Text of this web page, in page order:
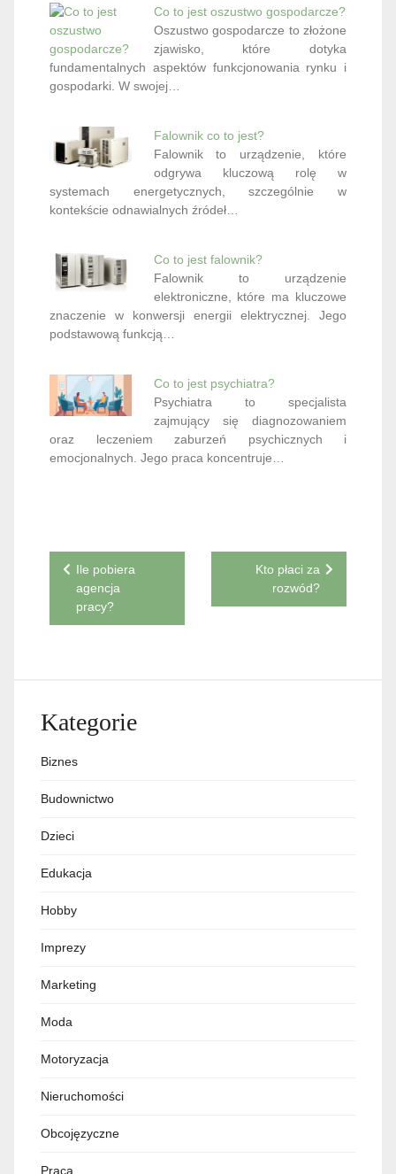
Co to jest oszustwo gospodarcze?
Oszustwo gospodarcze to złożone
zjawisko, które dotyka
fundamentalnych aspektów funkcjonowania rynku i
gospodarki. W swojej…
Falownik co to jest?
Falownik to urządzenie, które
odgrywa kluczową rolę w
systemach energetycznych, szczególnie w
kontekście odnawialnych źródeł…
Co to jest falownik?
Falownik to urządzenie
elektroniczne, które ma kluczowe
znaczenie w konwersji energii elektrycznej. Jego
podstawową funkcją…
Co to jest psychiatra?
Psychiatra to specjalista
zajmujący się diagnozowaniem
oraz leczeniem zaburzeń psychicznych i
emocjonalnych. Jego praca koncentruje…
Nawigacja
wpisu
Ile pobiera
agencja
pracy?
Kto płaci za
rozwód?
Kategorie
Biznes
Budownictwo
Dzieci
Edukacja
Hobby
Imprezy
Marketing
Moda
Motoryzacja
Nieruchomości
Obcojęzyczne
Praca